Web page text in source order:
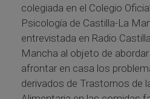
colegiada en el Colegio
Psicología de Castilla-La
entrevistada en Radio
Mancha al objeto de
afrontar en casa los
derivados de Trastornos de